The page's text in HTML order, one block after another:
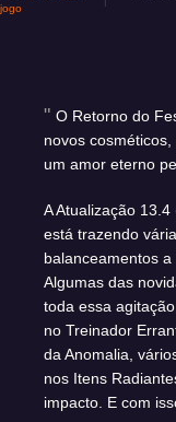
jogo
O Retorno do
novos
um amor eterno
A Atualização
está trazendo
balanceamentos
Algumas das
toda essa
no Treinador
da Anomalia,
nos Itens
impacto. E com